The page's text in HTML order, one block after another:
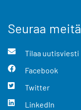
Seuraa meitä
Tilaa uutisviesti
Facebook
Twitter
LinkedIn